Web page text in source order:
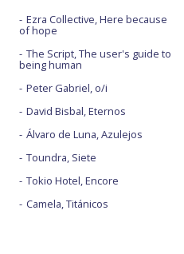
Ezra Collective, Here because
of hope
The Script, The user's guide to
being human
Peter Gabriel, o/i
David Bisbal, Eternos
Álvaro de Luna, Azulejos
Toundra, Siete
Tokio Hotel, Encore
Camela, Titánicos